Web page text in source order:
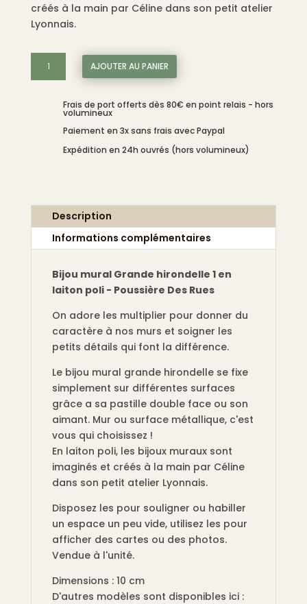
créés à la main par Céline dans son petit atelier
Lyonnais.
hirondelle
Poussière
Des
AJOUTER AU PANIER
Frais de port offerts dès 80€ en point relais - hors
volumineux
Paiement en 3x sans frais avec Paypal
Expédition en 24h ouvrés (hors volumineux)
Description
Informations complémentaires
Bijou mural Grande hirondelle 1 en
laiton poli - Poussière Des Rues
On adore les multiplier pour donner du
caractère à nos murs et soigner les
petits détails qui font la différence.
Le bijou mural grande hirondelle se fixe
simplement sur différentes surfaces
grâce a sa pastille double face ou son
aimant. Mur ou surface métallique, c'est
vous qui choisissez !
En laiton poli, les bijoux muraux sont
imaginés et créés à la main par Céline
dans son petit atelier Lyonnais.
Disposez les pour souligner ou habiller
un espace un peu vide, utilisez les pour
afficher des cartes ou des photos.
Vendue à l'unité.
Dimensions : 10 cm
D'autres modèles sont disponibles ici :